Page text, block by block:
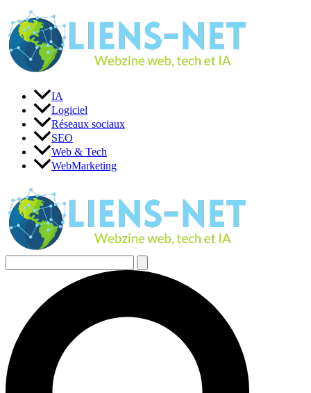
au
contenu
IA
Logiciel
Réseaux sociaux
SEO
Web & Tech
WebMarketing